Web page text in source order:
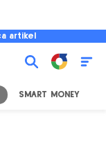
artikel
SMART MONEY